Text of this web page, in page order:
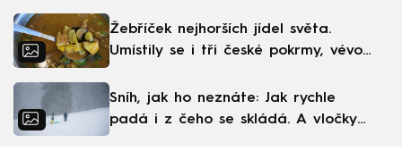
Žebříček nejhorších jídel světa.
Umístily se i tři české pokrmy, vévodí
Sníh, jak ho neznáte: Jak rychle
padá i z čeho se skládá. A vločky